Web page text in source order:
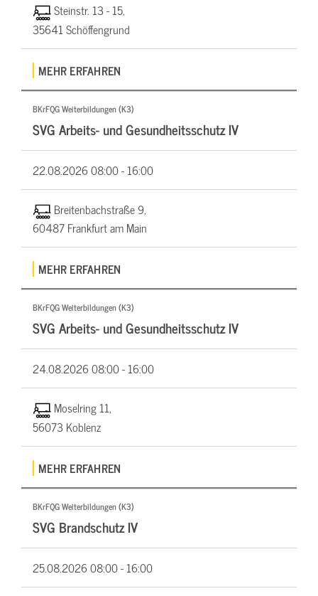
Steinstr. 13 - 15,
35641 Schöffengrund
MEHR ERFAHREN
BKrFQG Weiterbildungen (K3)
SVG Arbeits- und Gesundheitsschutz IV
22.08.202608:00 - 16:00
Breitenbachstraße 9,
60487 Frankfurt am Main
MEHR ERFAHREN
BKrFQG Weiterbildungen (K3)
SVG Arbeits- und Gesundheitsschutz IV
24.08.202608:00 - 16:00
Moselring 11,
56073 Koblenz
MEHR ERFAHREN
BKrFQG Weiterbildungen (K3)
SVG Brandschutz IV
25.08.202608:00 - 16:00